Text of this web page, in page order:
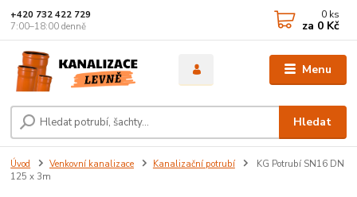
Menu
Hledat
+420 732 422 729
7:00–18:00 denně
0 ks
za 0 Kč
Úvod Venkovní kanalizace Kanalizační potrubí
KG Potrubí SN16 DN
125 x 3m